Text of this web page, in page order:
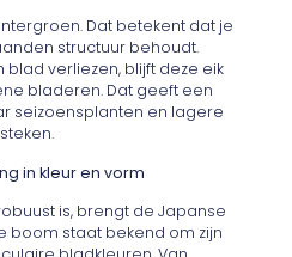
Dat betekent dat je
structuur behoudt.
verliezen, blijft deze eik
bladeren. Dat geeft een
seizoensplanten en lagere
in kleur en vorm
is, brengt de Japanse
boom staat bekend om zijn